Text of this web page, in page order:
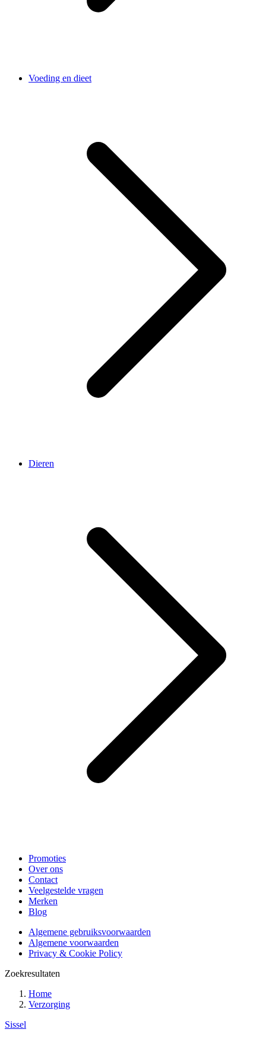
Voeding en dieet
Dieren
Promoties
Over ons
Contact
Veelgestelde vragen
Merken
Blog
Algemene gebruiksvoorwaarden
Algemene voorwaarden
Privacy & Cookie Policy
Zoekresultaten
Home
Verzorging
Sissel